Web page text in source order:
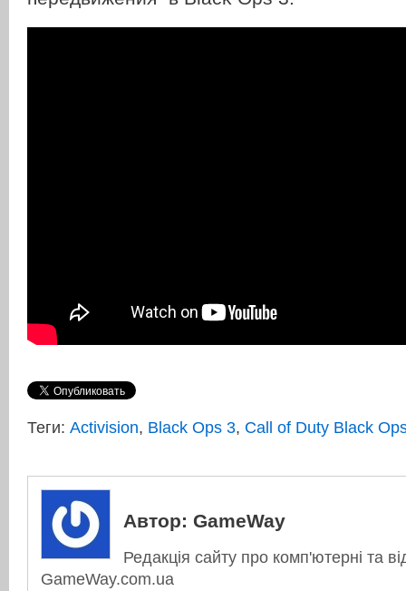
Теги: Activision, Black Ops 3, Call of Duty Black
Автор: GameWay
Редакція сайту про комп'ютерні та
GameWay.com.ua